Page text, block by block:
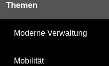
Themen
Moderne Verwaltung
Mobilität